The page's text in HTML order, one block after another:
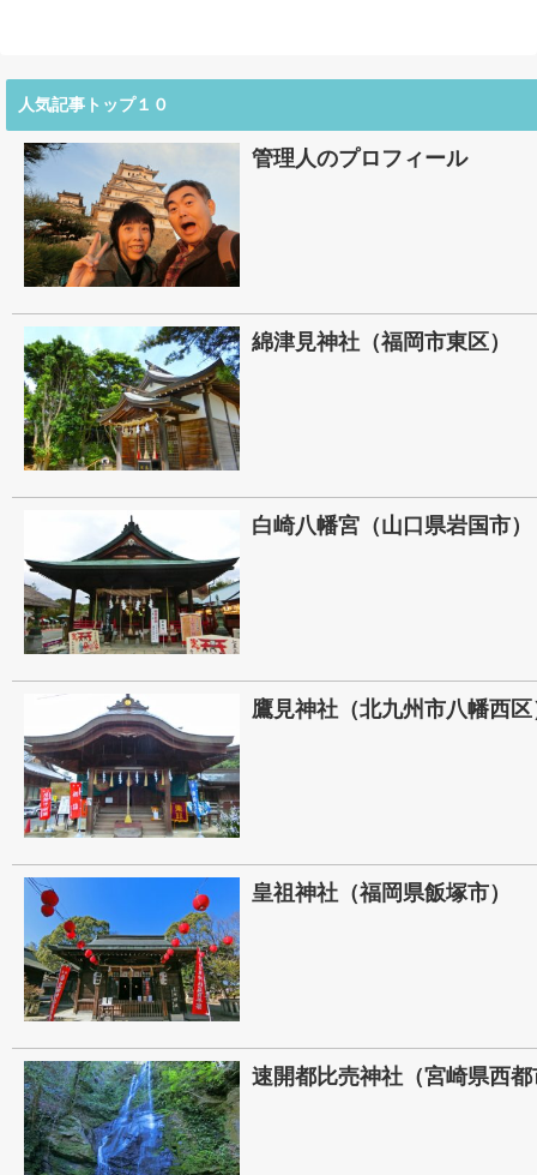
人気記事トップ１０
管理人のプロフィール
綿津見神社（福岡市東区）
白崎八幡宮（山口県岩国市）
鷹見神社（北九州市八幡西区
皇祖神社（福岡県飯塚市）
速開都比売神社（宮崎県西